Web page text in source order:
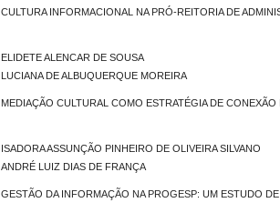
CULTURA INFORMACIONAL NA PRÓ-REITORIA DE
ELIDETE ALENCAR DE SOUSA
LUCIANA DE ALBUQUERQUE MOREIRA
MEDIAÇÃO CULTURAL COMO ESTRATÉGIA DE
ISADORA ASSUNÇÃO PINHEIRO DE OLIVEIRA SILVANO
ANDRÉ LUIZ DIAS DE FRANÇA
GESTÃO DA INFORMAÇÃO NA PROGESP: UM ESTUDO